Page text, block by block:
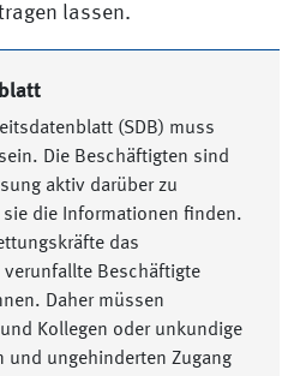
lassen.
(SDB) muss
Die Beschäftigten sind
aktiv darüber zu
die Informationen finden.
das
verunfallte Beschäftigte
Daher müssen
Kollegen oder unkundige
und ungehinderten Zugang